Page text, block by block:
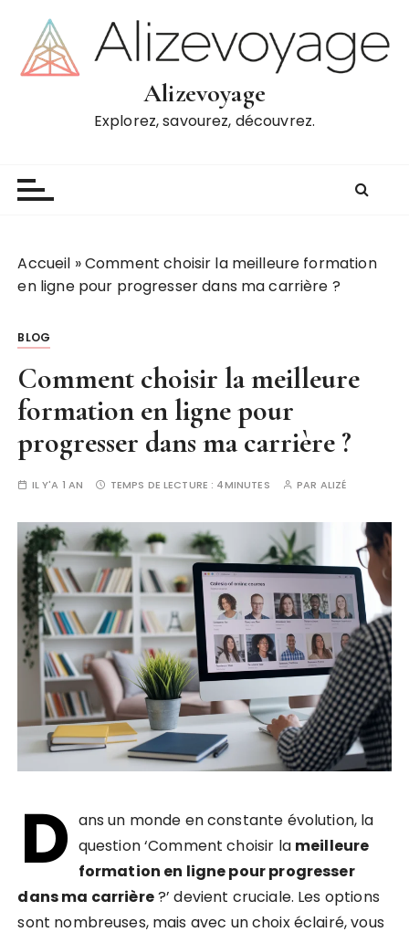
Alizevoyage
Explorez, savourez, découvrez.
Accueil »Comment choisir la meilleure formation
en ligne pour progresser dans ma carrière ?
BLOG
Comment choisir la meilleure
formation en ligne pour
progresser dans ma carrière ?
IL Y'A 1 AN TEMPS DE LECTURE : 4MINUTES PAR ALIZÉ
D ans un monde en constante évolution, la
question ‘Comment choisir la meilleure
formation en ligne pour progresser
dans ma carrière?’ devient cruciale. Les options
sont nombreuses, mais avec un choix éclairé, vous